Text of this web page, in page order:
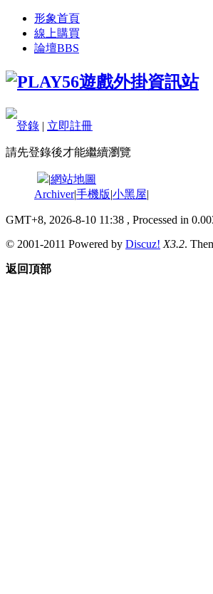
形象首頁
線上購買
論壇BBS
登錄 | 立即註冊
請先登錄後才能繼續瀏覽
|網站地圖
Archiver|手機版|小黑屋|
GMT+8, 2026-8-10 11:38 , Processed in
© 2001-2011 Powered by Discuz! X3.2.
返回頂部